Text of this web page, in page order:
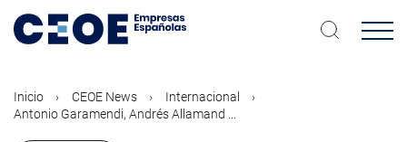
contenido
Inicio CEOE News
Internacional
Antonio Garamendi, Andrés Allamand ...